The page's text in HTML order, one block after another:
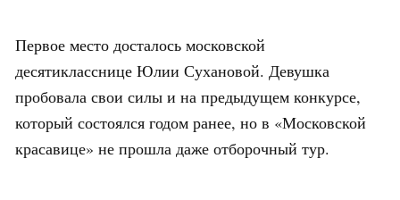
Первое место досталось московской
десятикласснице Юлии Сухановой. Девушка
пробовала свои силы и на предыдущем конкурсе,
который состоялся годом ранее, но в «Московской
красавице» не прошла даже отборочный тур.